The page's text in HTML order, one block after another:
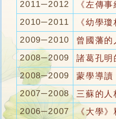
2011─2012
《左傳
2010─2011
《幼學
2009─2010
曾國藩
2008─2009
諸葛孔明
2008─2009
蒙學導讀
2007─2008
三蘇的人
2006─2007
《大學》